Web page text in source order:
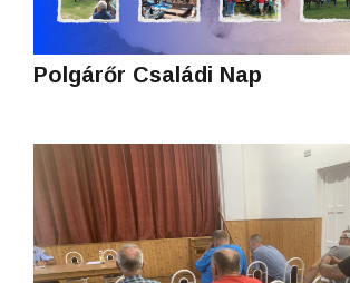
Polgárőr Családi Nap